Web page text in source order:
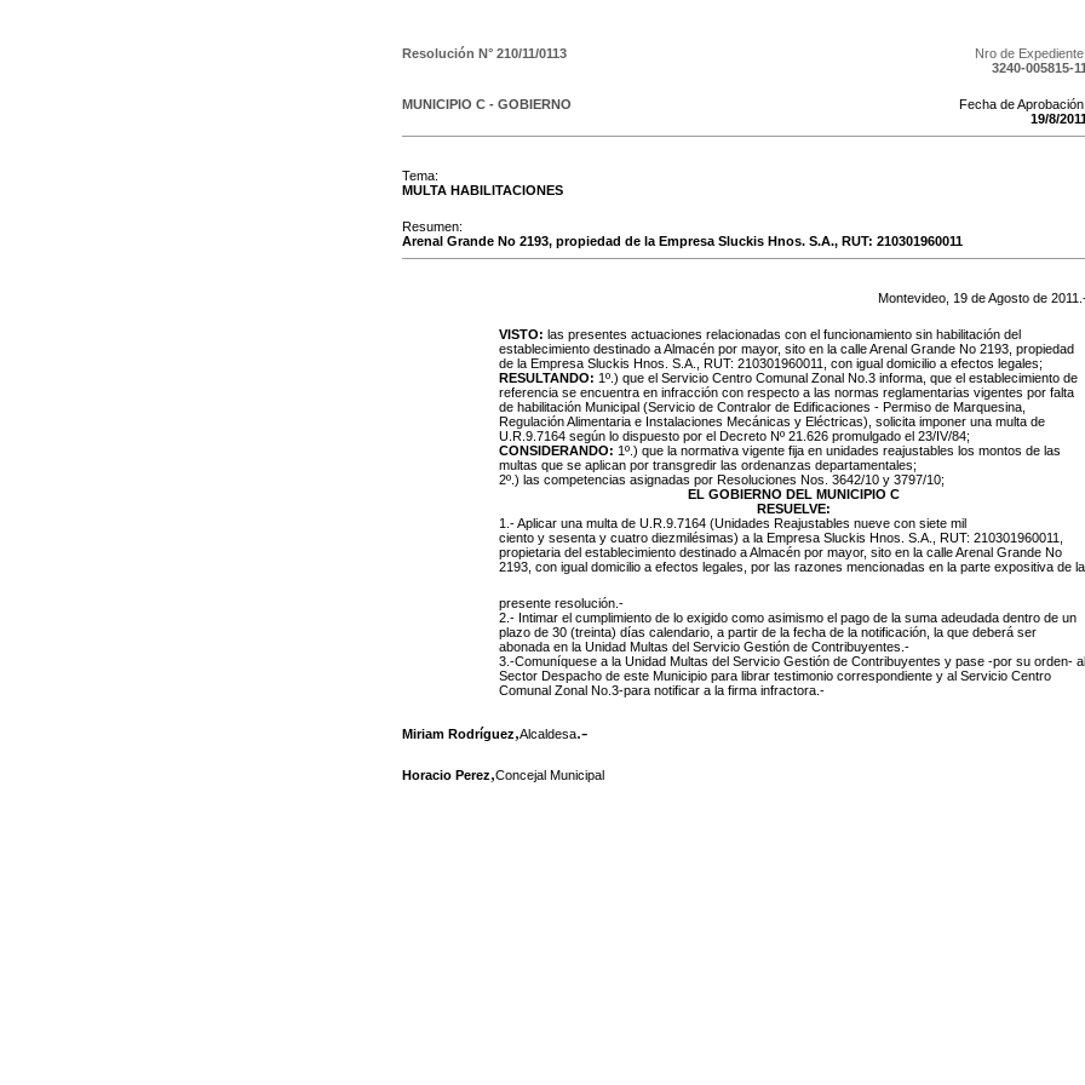
Resolución N° 210/11/0113
Nro de
3240-005815-
MUNICIPIO C - GOBIERNO
Fecha de
19/8/
Tema:
MULTA HABILITACIONES
Resumen:
Arenal Grande No 2193, propiedad de la Empresa Sluckis Hnos. S.A., RUT: 210301960011
Montevideo, 19 deAgosto de 2011
VISTO: las presentes actuaciones relacionadas con el funcionamiento sin habilitación del
establecimiento destinado a Almacén por mayor, sito en la calle Arenal Grande No 2193, propiedad
de la Empresa Sluckis Hnos. S.A., RUT: 210301960011, con igual domicilio a efectos legales;
RESULTANDO: 1º.) que el Servicio Centro Comunal Zonal No.3 informa, que el establecimiento de
referencia se encuentra en infracción con respecto a las normas reglamentarias vigentes por falta
de habilitación Municipal (Servicio de Contralor de Edificaciones - Permiso de Marquesina,
Regulación Alimentaria e Instalaciones Mecánicas y Eléctricas), solicita imponer una multa de
U.R.9.7164 según lo dispuesto por el Decreto Nº 21.626 promulgado el 23/IV/84;
CONSIDERANDO: 1º.) que la normativa vigente fija en unidades reajustables los montos de las
multas que se aplican por transgredir las ordenanzas departamentales;
2º.) las competencias asignadas por Resoluciones Nos. 3642/10 y 3797/10;
EL GOBIERNO DEL MUNICIPIO C
RESUELVE:
1.- Aplicar una multa de U.R.9.7164 (Unidades Reajustables nueve con siete mil
ciento y sesenta y cuatro diezmilésimas) a la Empresa Sluckis Hnos. S.A., RUT: 210301960011,
propietaria del establecimiento destinado a Almacén por mayor, sito en la calle Arenal Grande No
2193, con igual domicilio a efectos legales, por las razones mencionadas en la parte expositiva de la
presente resolución.-
2.- Intimar el cumplimiento de lo exigido como asimismo el pago de la suma adeudada dentro de un
plazo de 30 (treinta) días calendario, a partir de la fecha de la notificación, la que deberá ser
abonada en la Unidad Multas del Servicio Gestión de Contribuyentes.-
3.-Comuníquese a la Unidad Multas del Servicio Gestión de Contribuyentes y pase -por su orden- al
Sector Despacho de este Municipio para librar testimonio correspondiente y al Servicio Centro
Comunal Zonal No.3-para notificar a la firma infractora.-
Miriam Rodríguez,Alcaldesa.-
Horacio Perez,Concejal Municipal